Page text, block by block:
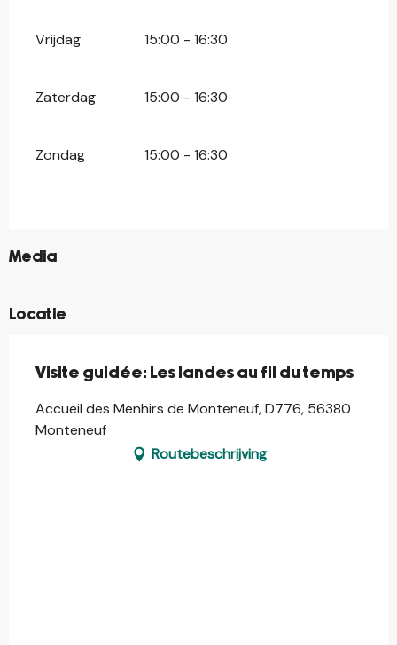
Vrijdag 15:00 - 16:30
Zaterdag 15:00 - 16:30
Zondag 15:00 - 16:30
Media
©
Locatie
Visite guidée: Les landes au fil du temps
Accueil des Menhirs de Monteneuf, D776, 56380
Monteneuf
Routebeschrijving